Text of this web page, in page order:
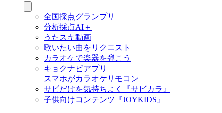
全国採点グランプリ
分析採点AI＋
うたスキ動画
歌いたい曲をリクエスト
カラオケで楽器を弾こう
キョクナビアプリ
スマホがカラオケリモコン
サビだけを気持ちよく『サビカラ』
子供向けコンテンツ『JOYKIDS』